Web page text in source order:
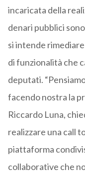
incaricata della
denari pubblici
si intende
di funzionalità che
deputati.
facendo nostra la
Riccardo Luna,
realizzare una call
piattaforma
collaborative che